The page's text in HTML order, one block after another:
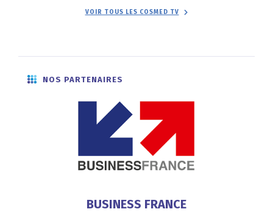
VOIR TOUS LES COSMED TV
NOS PARTENAIRES
BUSINESS FRANCE